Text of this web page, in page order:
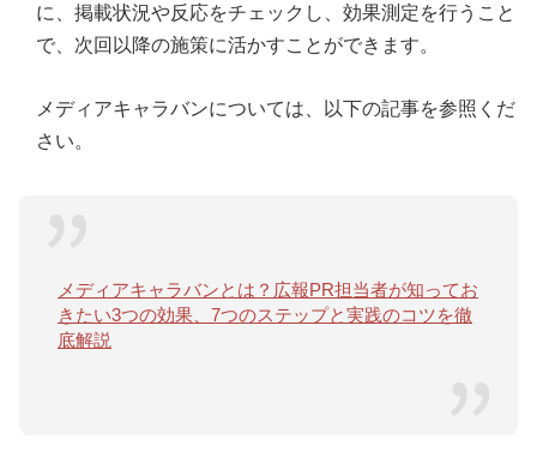
に、掲載状況や反応をチェックし、効果測定を行うこと
で、次回以降の施策に活かすことができます。
メディアキャラバンについては、以下の記事を参照くだ
さい。
メディアキャラバンとは？広報PR担当者が知ってお
きたい3つの効果、7つのステップと実践のコツを徹
底解説